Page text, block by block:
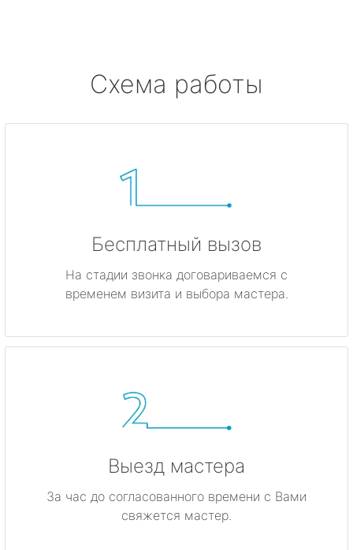
Схема работы
Бесплатный вызов
На стадии звонка договариваемся с
временем визита и выбора мастера.
Выезд мастера
За час до согласованного времени с Вами
свяжется мастер.